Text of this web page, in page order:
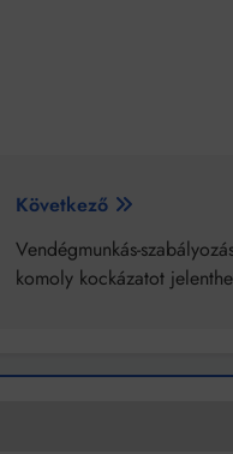
Következő
Vendégmunkás-
komoly kockázatot